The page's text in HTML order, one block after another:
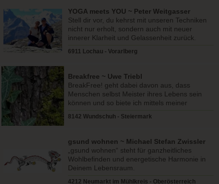
YOGA meets YOU ~ Peter Weitgasser
Stell dir vor, du kehrst mit unseren Techniken
nicht nur erholt, sondern auch mit neuer
innerer Klarheit und Gelassenheit zurück.
6911 Lochau - Vorarlberg
Breakfree ~ Uwe Triebl
BreakFree! geht dabei davon aus, dass
Menschen selbst Meister ihres Lebens sein
können und so biete ich mittels meiner
8142 Wundschuh - Steiermark
gsund wohnen ~ Michael Stefan Zwissler
„gsund wohnen“ steht für ganzheitliches
Wohlbefinden und energetische Harmonie in
Deinem Lebensraum.
4212 Neumarkt im Mühlkreis - Oberösterreich